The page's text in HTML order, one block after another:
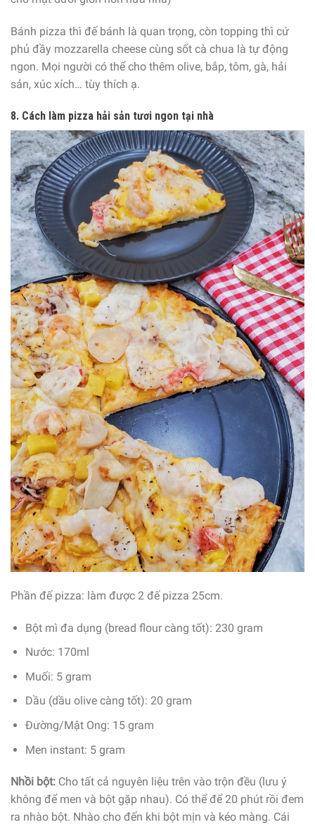
Bánh pizza thì đế bánh là quan trọng, còn topping thì cứ
phủ đầy mozzarella cheese cùng sốt cà chua là tự động
ngon. Mọi người có thể cho thêm olive, bắp, tôm, gà, hải
sản, xúc xích… tùy thích ạ.
8. Cách làm pizza hải sản tươi ngon tại nhà
Phần đế pizza: làm được 2 đế pizza 25cm.
Bột mì đa dụng (bread flour càng tốt): 230 gram
Nước: 170ml
Muối: 5 gram
Dầu (dầu olive càng tốt): 20 gram
Đường/Mật Ong: 15 gram
Men instant: 5 gram
Nhồi bột: Cho tất cả nguyên liệu trên vào trộn đều (lưu ý
không để men và bột gặp nhau). Có thể để 20 phút rồi đem
ra nhào bột. Nhào cho đến khi bột mịn và kéo màng. Cái